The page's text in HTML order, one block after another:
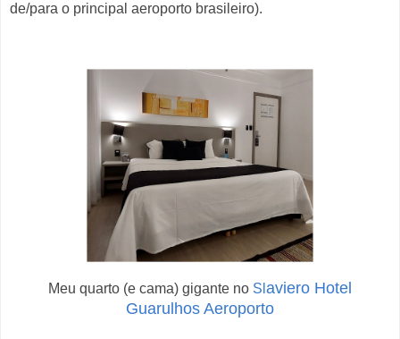
de/para o principal aeroporto brasileiro).
Meu quarto (e cama) gigante no Sl aviero Hotel
Guarulhos Aeroporto